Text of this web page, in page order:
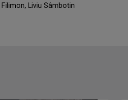
Liviu Sâmbotin